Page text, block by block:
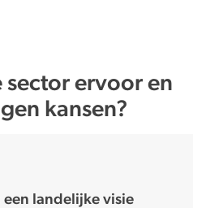
sector ervoor en
kansen?
landelijke visie